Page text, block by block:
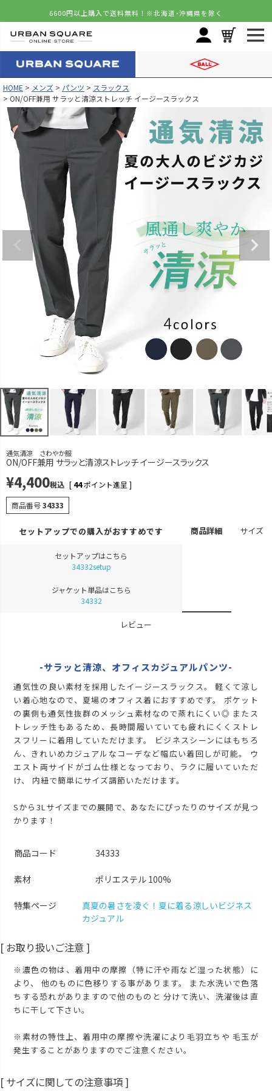
6600円以上購入で送料無料！ ※北海道･沖縄県を除く
HOME メンズ パンツ
スラックス
ON/OFF兼用 サラッと清涼ストレッチ イージースラックス
通気清涼 さわやか服
ON/OFF兼用 サラッと清涼ストレッチ イージースラックス
¥4,400税込 [ 44ポイント進呈 ]
商品番号34333
カラー サイズ
ネイビー
S
在庫切れ
再入荷お知らせ
M
在庫切れ
再入荷お知らせ
LL
残りわずか
カートに入れる
3L
再入荷お知らせ
ブラック
在庫切れ
L
LL
3L
在庫切れ
M
在庫切れ
再入荷お知らせ
L
在庫切れ
再入荷お知らせ
LL
在庫切れ
再入荷お知らせ
3L
在庫切れ
再入荷お知らせ
チャコール
S
再入荷お知らせ
在庫切れ
再入荷お知らせ
セットアップでの購入がおすすめです
セットアップはこちら
34332setup
ジャケット単品はこちら
34332
商品詳細 サイズ
レビュー
-サラッと清涼、オフィスカジュアルパンツ-
通気性の良い素材を採用したイージースラックス。 軽くて涼し
い着心地なので、夏場のオフィス着におすすめです。 ポケット
の裏側も通気性抜群のメッシュ素材なので蒸れにくい◎ またス
トレッチ性もあるため、長時間履いていても疲れにくくストレ
スフリーに着用していただけます。 ビジネスシーンにはもちろ
ん、きれいめカジュアルなコーデなど幅広い着回しが可能。 ウ
エスト両サイドがゴム仕様となっており、ラクに履いていただ
け、 内紐で簡単にサイズ調節いただけます。
Sから3Lサイズまでの展開で、あなたにぴったりのサイズが見つ
かります！
商品コード 34333
素材 ポリエステル 100%
特集ページ
真夏の暑さを凌ぐ！夏に着る涼しいビジネス
カジュアル
[ お取り扱いご注意 ]
※濃色の物は、着用中の摩擦（特に汗や雨など湿った状態）に
より、 他のものに色移りする事があります。 また水洗いで色落
ちする恐れがありますので他のものと 分けて洗い、洗濯後は直
ちに干して下さい。
※素材の特性上、着用中の摩擦や洗濯により毛羽立ちや 毛玉が
発生することがありますのでご注意ください。
[ サイズに関しての注意事項 ]